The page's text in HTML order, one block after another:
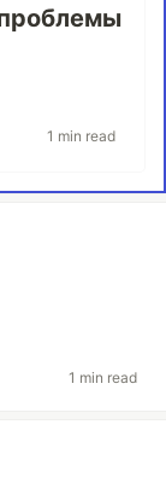
1 min read
1 min read